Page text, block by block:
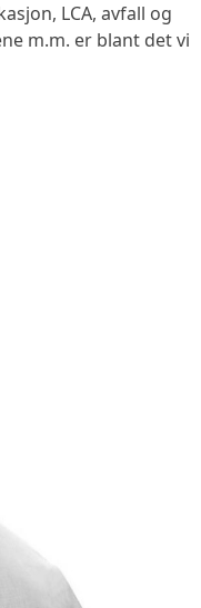
LCA, avfall og
m.m. er blant det vi